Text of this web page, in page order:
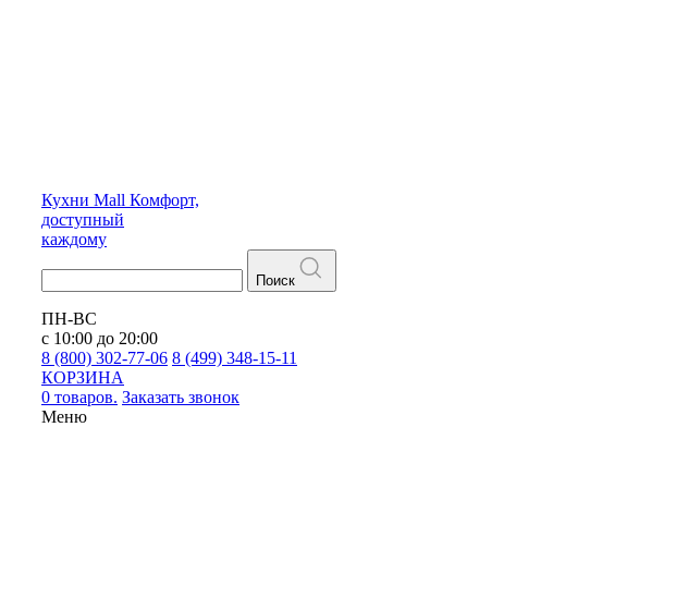
Кухни Mall Комфорт,
доступный
каждому
Поиск
ПН-ВС
с 10:00 до 20:00
8 (800) 302-77-06 8 (499) 348-15-11
КОРЗИНА
0 товаров. Заказать звонок
Меню